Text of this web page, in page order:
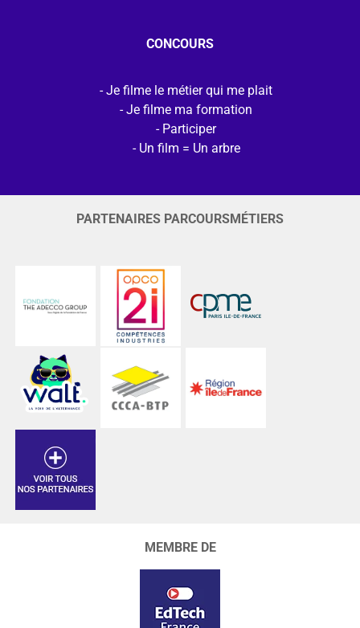
CONCOURS
Je filme le métier qui me plait
Je filme ma formation
Participer
Un film = Un arbre
PARTENAIRES PARCOURSMÉTIERS
MEMBRE DE